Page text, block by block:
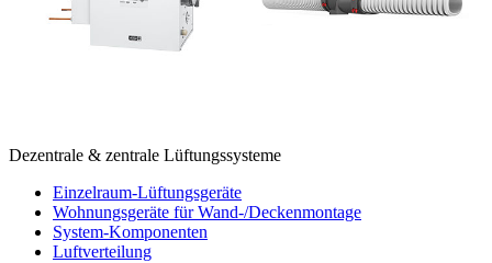
Dezentrale & zentrale Lüftungssysteme
Einzelraum-Lüftungsgeräte
Wohnungsgeräte für Wand-/Deckenmontage
System-Komponenten
Luftverteilung